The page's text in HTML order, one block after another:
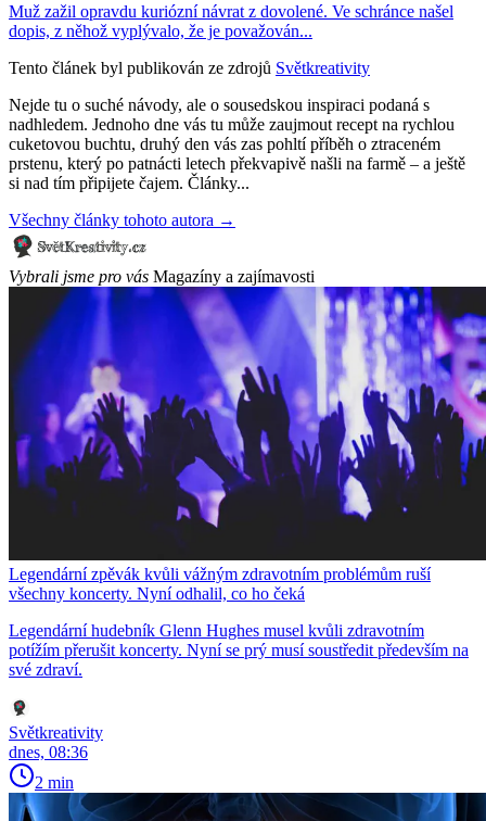
Muž zažil opravdu kuriózní návrat z dovolené. Ve schránce našel
dopis, z něhož vyplývalo, že je považován...
Tento článek byl publikován ze zdrojů Světkreativity
Nejde tu o suché návody, ale o sousedskou inspiraci podaná s
nadhledem. Jednoho dne vás tu může zaujmout recept na rychlou
cuketovou buchtu, druhý den vás zas pohltí příběh o ztraceném
prstenu, který po patnácti letech překvapivě našli na farmě – a ještě
si nad tím připijete čajem. Články...
Všechny články tohoto autora →
Vybrali jsme pro vás Magazíny a zajímavosti
Legendární zpěvák kvůli vážným zdravotním problémům ruší
všechny koncerty. Nyní odhalil, co ho čeká
Legendární hudebník Glenn Hughes musel kvůli zdravotním
potížím přerušit koncerty. Nyní se prý musí soustředit především na
své zdraví.
Světkreativity
dnes, 08:36
2 min